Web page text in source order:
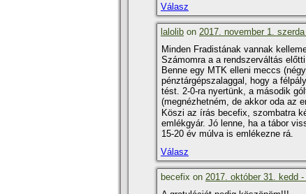
Válasz
lalolib on 2017. november 1.
Minden Fradistának vannak
Számomra a a rendszerváltás
Benne egy MTK elleni meccs
pénztárgépszalaggal, hogy a
tést. 2-0-ra nyertünk, a második
(megnézhetném, de akkor oda az
Köszi az í­rás becefix, szombatra
emlékgyár. Jó lenne, ha a tábor
15-20 év múlva is emlékezne rá.
Válasz
becefix on 2017. október 31. kedd -